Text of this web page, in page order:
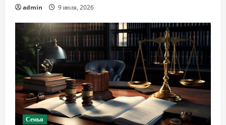
admin 9 июля, 2026
Семья